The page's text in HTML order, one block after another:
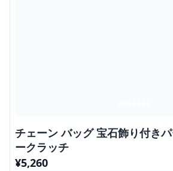
チェーン バッグ 宝石飾り付き
ークラッチ
¥5,260